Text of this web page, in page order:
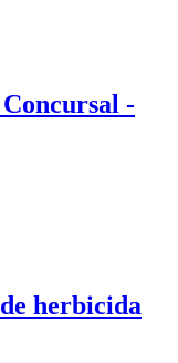
-
herbicida